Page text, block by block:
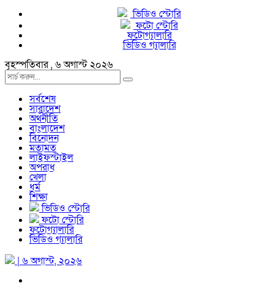
ভিডিও স্টোরি
ফটো স্টোরি
ফটোগ্যালারি
ভিডিও গ্যালারি
বৃহস্পতিবার , ৬ অগাস্ট ২০২৬
সর্বশেষ
সারাদেশ
অর্থনীতি
বাংলাদেশ
বিনোদন
মতামত
লাইফস্টাইল
অপরাধ
খেলা
ধর্ম
শিক্ষা
ভিডিও স্টোরি
ফটো স্টোরি
ফটোগ্যালারি
ভিডিও গ্যালারি
| ৬ অগাস্ট, ২০২৬